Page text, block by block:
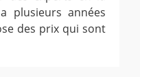
plusieurs années
des prix qui sont